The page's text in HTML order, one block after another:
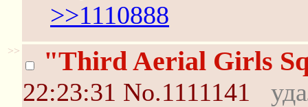
>>1110888
>> "Third Aerial Girls
22:23:31 No.1111141